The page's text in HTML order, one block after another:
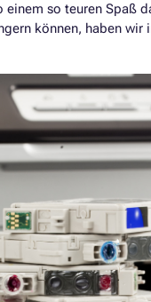
so teuren Spaß
können, haben